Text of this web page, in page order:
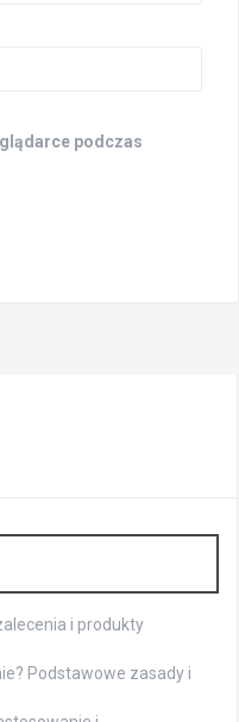
podczas
i produkty
Podstawowe zasady i